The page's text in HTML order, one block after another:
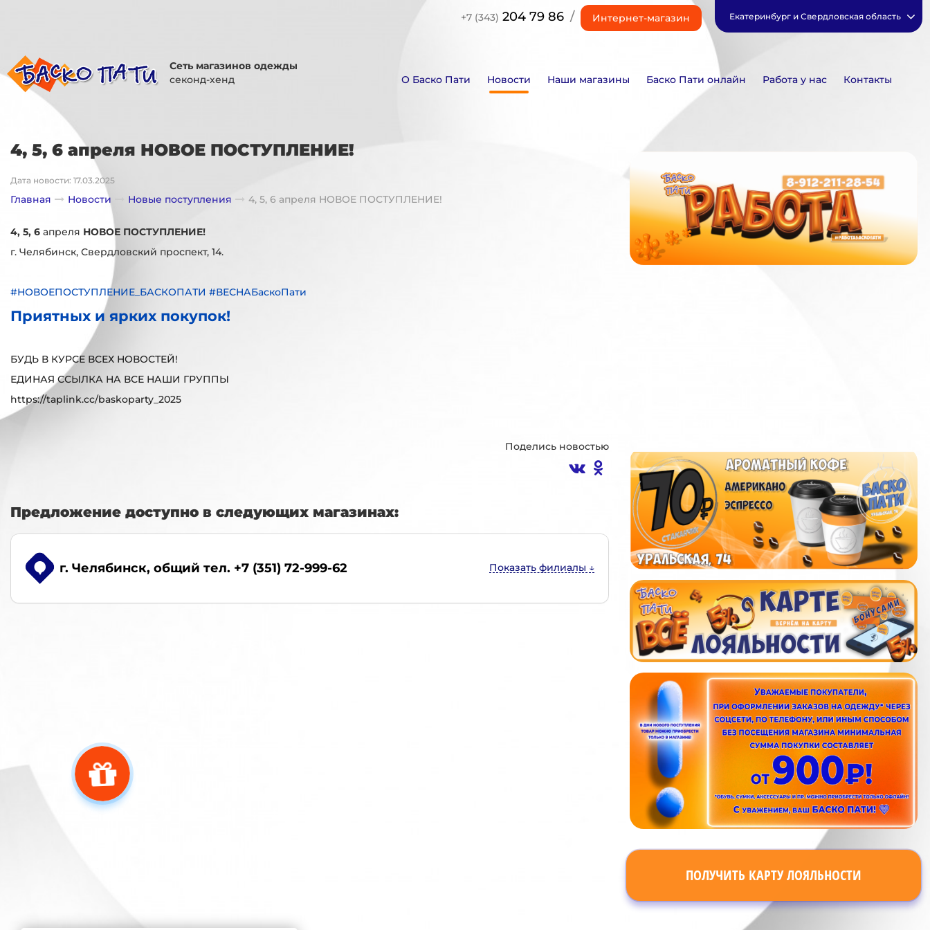
+7 (343) 204 79 86 / Интернет-магазин Екатеринбург и Свердловская область
Сеть магазинов одежды
секонд-хенд
О Баско Пати Новости Наши магазины Баско Пати онлайн Работа у нас Контакты
4, 5, 6 апреля НОВОЕ ПОСТУПЛЕНИЕ!
Дата новости: 17.03.2025
Главная Новости Новые поступления 4, 5, 6 апреля НОВОЕ ПОСТУПЛЕНИЕ!
4, 5, 6 апреля НОВОЕ ПОСТУПЛЕНИЕ!
г. Челябинск, Свердловский проспект, 14.
#НОВОЕПОСТУПЛЕНИЕ_БАСКОПАТИ #ВЕСНАБаскоПати
Приятных и ярких покупок!
БУДЬ В КУРСЕ ВСЕХ НОВОСТЕЙ!
ЕДИНАЯ ССЫЛКА НА ВСЕ НАШИ ГРУППЫ
https://taplink.cc/baskoparty_2025
Поделись новостью
Предложение доступно в следующих магазинах:
г. Челябинск, общий тел. +7 (351) 72-999-62
ПОЛУЧИТЬ КАРТУ ЛОЯЛЬНОСТИ